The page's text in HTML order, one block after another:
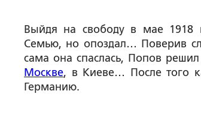
Выйдя на свободу в мае 1918
Семью, но опоздал… Поверив
сама она спаслась, Попов
Москве, в Киеве… После того
Германию.